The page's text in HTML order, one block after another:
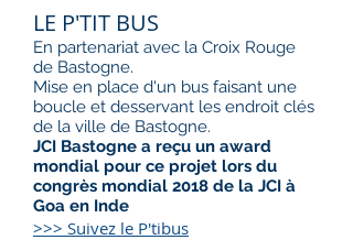
LE P'TIT BUS
En partenariat avec la Croix Rouge
de Bastogne.
Mise en place d'un bus faisant une
boucle et desservant les endroit clés
de la ville de Bastogne.
JCI Bastogne a reçu un award
mondial pour ce projet lors du
congrès mondial 2018 de la JCI à
Goa en Inde
>>> Suivez le P'tibus